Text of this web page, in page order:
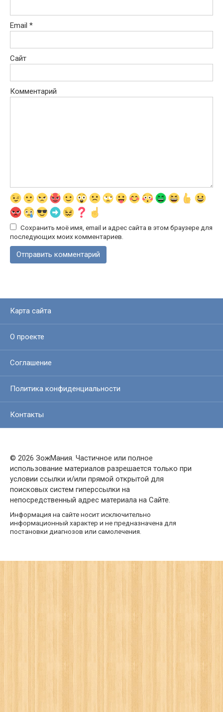
Email *
Сайт
Комментарий
Сохранить моё имя, email и адрес сайта в этом браузере для
последующих моих комментариев.
Карта сайта
О проекте
Соглашение
Политика конфиденциальности
Контакты
© 2026 ЗожМания. Частичное или полное
использование материалов разрешается только при
условии ссылки и/или прямой открытой для
поисковых систем гиперссылки на
непосредственный адрес материала на Сайте.
Информация на сайте носит исключительно
информационный характер и не предназначена для
постановки диагнозов или самолечения.